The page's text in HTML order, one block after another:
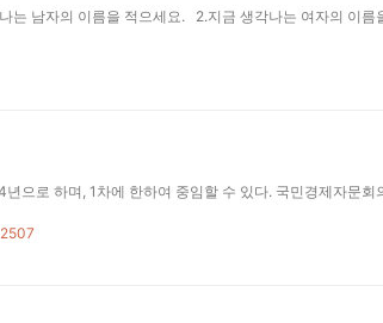
2507